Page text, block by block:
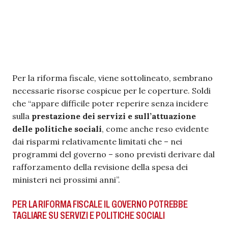
Per la riforma fiscale, viene sottolineato, sembrano
necessarie risorse cospicue per le coperture. Soldi
che “appare difficile poter reperire senza incidere
sulla prestazione dei servizi e sull’attuazione
delle politiche sociali, come anche reso evidente
dai risparmi relativamente limitati che – nei
programmi del governo – sono previsti derivare dal
rafforzamento della revisione della spesa dei
ministeri nei prossimi anni”.
PER LA RIFORMA FISCALE IL GOVERNO POTREBBE
TAGLIARE SU SERVIZI E POLITICHE SOCIALI